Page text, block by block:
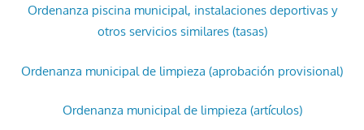
Ordenanza piscina municipal, instalaciones deportivas y
otros servicios similares (tasas)
Ordenanza municipal de limpieza (aprobación provisional)
Ordenanza municipal de limpieza (artículos)